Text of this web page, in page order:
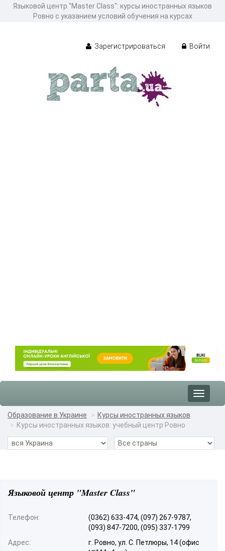
Языковой центр "Master Class": курсы иностранных языков
Ровно с указанием условий обучения на курсах
Зарегистрироваться Войти
Toggle
Образование в Украине
Курсы иностранных языков
Курсы иностранных языков: учебный центр Ровно
Языковой центр "Master Class"
Телефон:
(0362) 633-474, (097) 267-9787,
(093) 847-7200, (095) 337-1799
Адрес:
г. Ровно, ул. С. Петлюры, 14 (офис